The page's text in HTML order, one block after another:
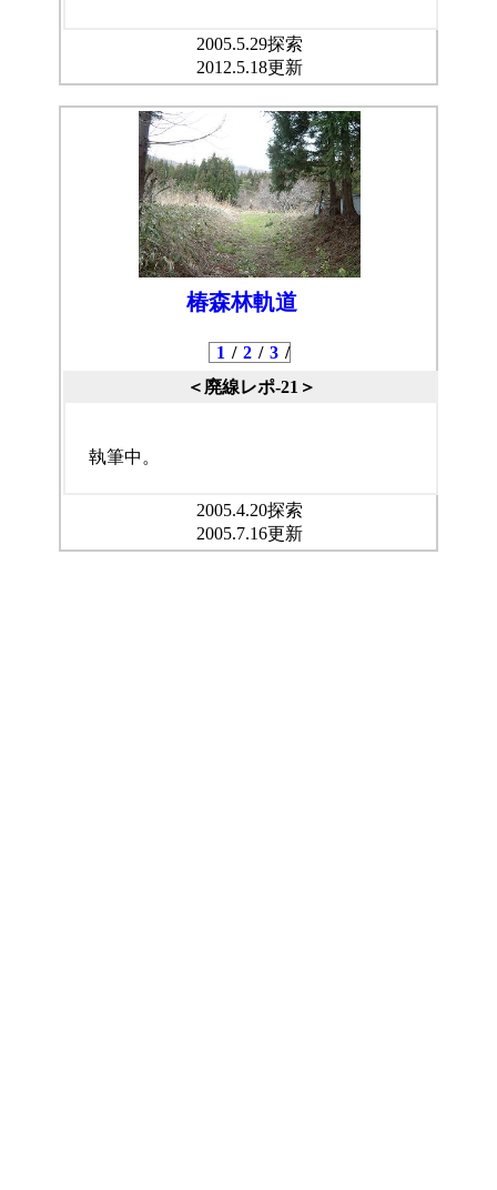
2005.5.29探索
2012.5.18更新
椿森林軌道
1 / 2 / 3 /
＜廃線レポ-21＞
執筆中。
2005.4.20探索
2005.7.16更新